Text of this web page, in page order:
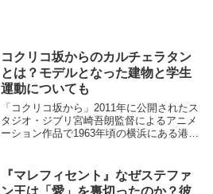
コクリコ坂からのカルチェラタン
とは？モデルとなった建物と学生
運動についても
「コクリコ坂から」2011年に公開されたス
タジオ・ジブリ宮崎吾朗監督によるアニメ
ーション作品で1963年頃の横浜にある港南
ン』という建物。このカルチェラタンをき
っかけ...
『マレフィセント』なぜステファ